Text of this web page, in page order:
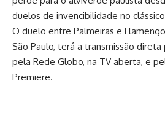
duelos de invencibilidade no
O duelo entre Palmeiras e
São Paulo, terá a transmissão
pela Rede Globo, na TV aberta, e
Premiere.